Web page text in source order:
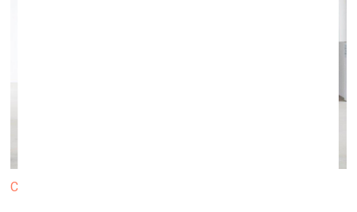
Centrā Pēteris Līdaka